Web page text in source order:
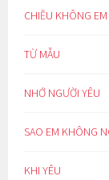
CHIỀU KHÔNG EM
TỪ MẪU
NHỚ NGƯỜI YÊU
SAO EM KHÔNG
KHI YÊU